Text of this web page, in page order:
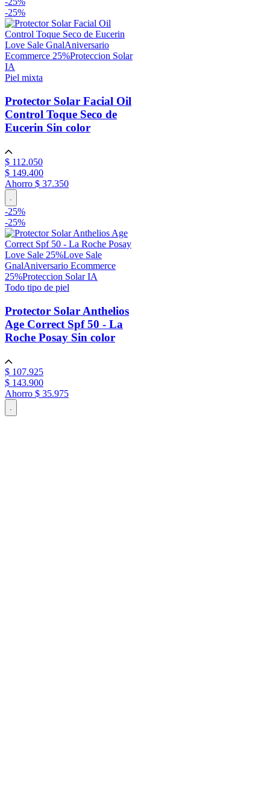
-25%
Love Sale GnalAniversario
Ecommerce 25%Proteccion Solar
IA
Piel mixta
Protector Solar Facial Oil
Control Toque Seco de
Eucerin Sin color
$ 112.050
$ 149.400
Ahorro $ 37.350
.
-25%
-25%
Love Sale 25%Love Sale
GnalAniversario Ecommerce
25%Proteccion Solar IA
Todo tipo de piel
Protector Solar Anthelios
Age Correct Spf 50 - La
Roche Posay Sin color
$ 107.925
$ 143.900
Ahorro $ 35.975
.